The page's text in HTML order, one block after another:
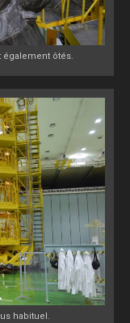
également ôtés.
habituel.